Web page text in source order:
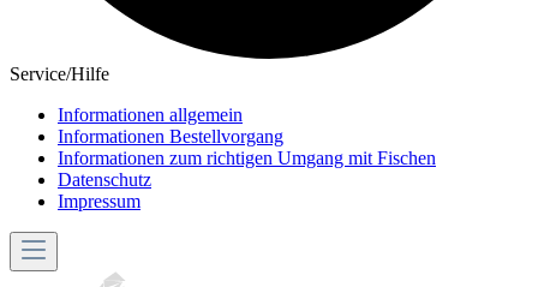
Service/Hilfe
Informationen allgemein
Informationen Bestellvorgang
Informationen zum richtigen Umgang mit Fischen
Datenschutz
Impressum